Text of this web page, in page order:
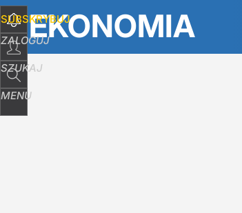
SUBSKRYBUJ
ZALOGUJ
SZUKAJ
MENU
EKONOMIA